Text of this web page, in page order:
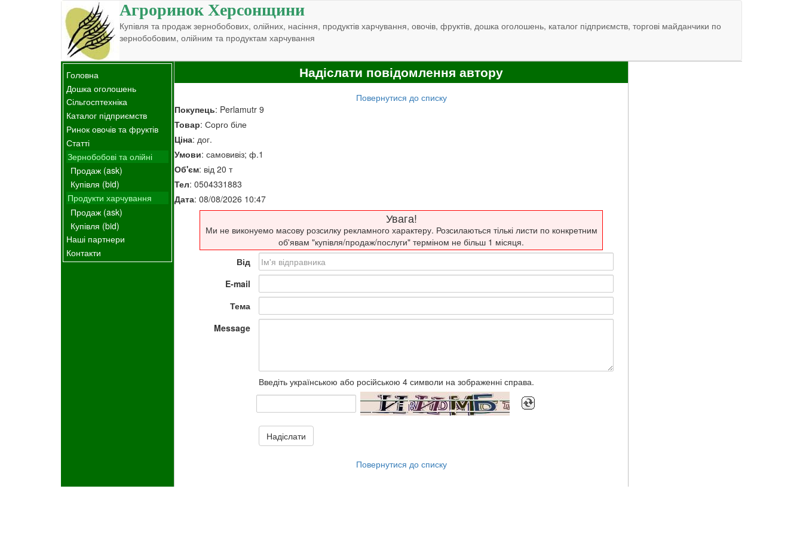
Агроринок Херсонщини
Купівля та продаж зернобобових, олійних, насіння, продуктів харчування, овочів, фруктів, дошка оголошень, каталог підприємств, торгові майданчики по
зернобобовим, олійним та продуктам харчування
Головна
Дошка оголошень
Сільгосптехніка
Каталог підприємств
Ринок овочів та фруктів
Статті
Зернобобові та олійні
Продаж (ask)
Купівля (bid)
Продукти харчування
Продаж (ask)
Купівля (bid)
Наші партнери
Контакти
Надіслати повідомлення автору
Повернутися до списку
Покупець: Perlamutr 9
Товар: Сорго біле
Ціна: дог.
Умови: самовивіз; ф.1
Об'єм: від 20 т
Тел: 0504331883
Дата: 08/08/2026 10:47
Увага!
Ми не виконуемо масову розсилку рекламного характеру. Розсилаються тількі листи по конкретним
об'явам "купівля/продаж/послуги" терміном не більш 1 місяця.
Від
E-mail
Тема
Message
Введіть українською або російською 4 символи на зображенні справа.
Надіслати
Повернутися до списку